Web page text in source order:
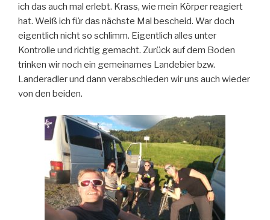
ich das auch mal erlebt. Krass, wie mein Körper reagiert
hat. Weiß ich für das nächste Mal bescheid. War doch
eigentlich nicht so schlimm. Eigentlich alles unter
Kontrolle und richtig gemacht. Zurück auf dem Boden
trinken wir noch ein gemeinames Landebier bzw.
Landeradler und dann verabschieden wir uns auch wieder
von den beiden.